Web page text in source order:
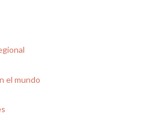
el mundo